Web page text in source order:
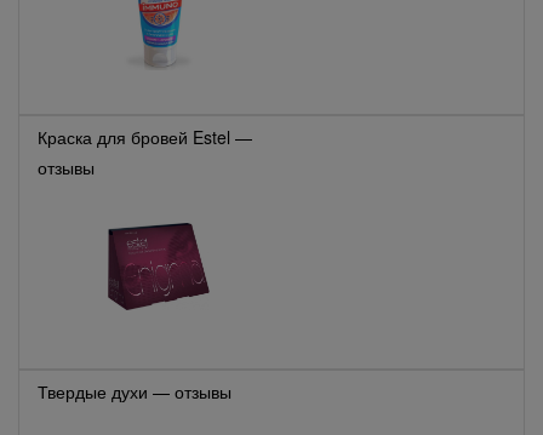
Краска для бровей Estel —
отзывы
Твердые духи — отзывы